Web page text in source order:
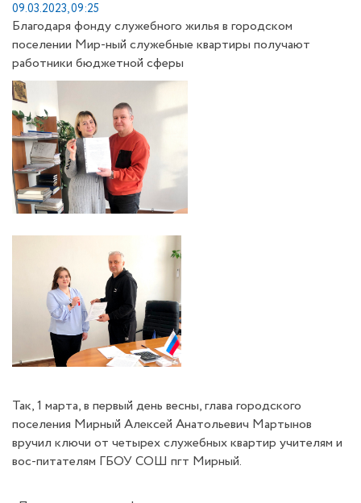
09.03.2023, 09:25
Благодаря фонду служебного жилья в городском
поселении Мир-ный служебные квартиры получают
работники бюджетной сферы
Так, 1 марта, в первый день весны, глава городского
поселения Мирный Алексей Анатольевич Мартынов
вручил ключи от четырех служебных квартир учителям и
вос-питателям ГБОУ СОШ пгт Мирный.